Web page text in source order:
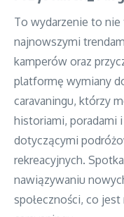
To wydarzenie to nie
najnowszymi
kamperów oraz
platformę wymiany
caravaningu, którzy
historiami, poradami
dotyczącymi
rekreacyjnych.
nawiązywaniu
społeczności, co